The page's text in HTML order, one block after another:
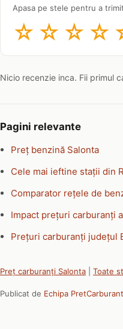
Apasa pe stele pentru a
☆ ☆ ☆ ☆
Nicio recenzie inca. Fii primul
Pagini relevante
Preț benzină Salonta
Cele mai ieftine stații din
Comparator rețele de
Impact prețuri carburanți
Prețuri carburanți județul
Preț carburanți Salonta Toate
Publicat de Echipa